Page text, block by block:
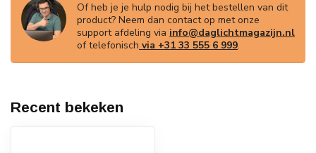
Of heb je je hulp nodig bij het bestellen van dit
product? Neem dan contact op met onze
support afdeling via info@daglichtmagazijn.nl
of telefonisch via +31 33 555 6 999.
Recent bekeken